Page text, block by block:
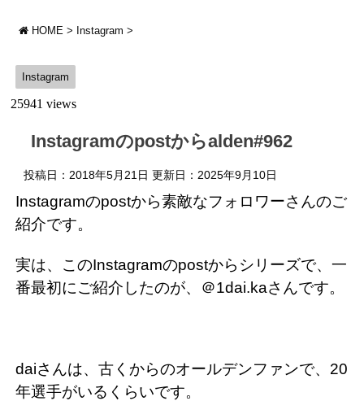
HOME > Instagram >
Instagram
25941 views
Instagramのpostからalden#962
投稿日：2018年5月21日 更新日： 2025年9月10日
Instagramのpostから素敵なフォロワーさんのご
紹介です。
実は、このInstagramのpostからシリーズで、一
番最初にご紹介したのが、＠1dai.kaさんです。
daiさんは、古くからのオールデンファンで、20
年選手がいるくらいです。